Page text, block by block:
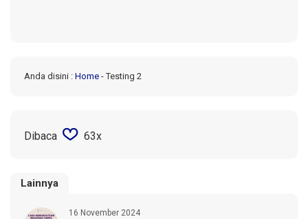
Anda disini : Home -Testing 2
Dibaca 63x
Lainnya
16 November 2024